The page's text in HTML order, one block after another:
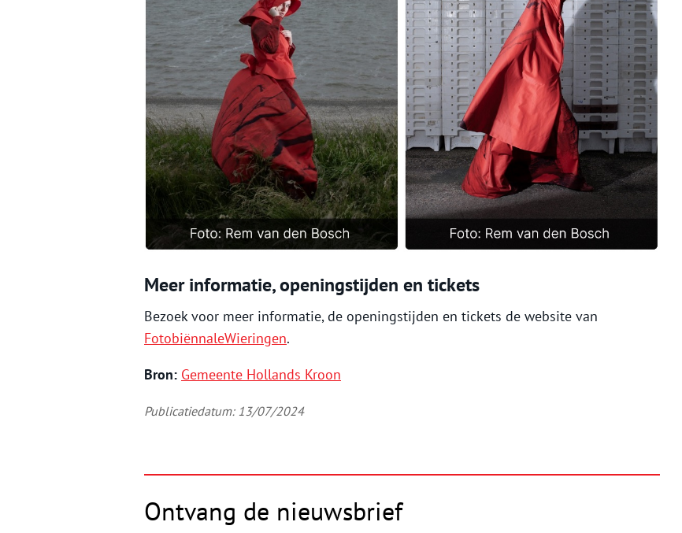
Meer informatie, openingstijden en tickets
Bezoek voor meer informatie, de openingstijden en tickets de website van
FotobiënnaleWieringen.
Bron: Gemeente Hollands Kroon
Publicatiedatum: 13/07/2024
Ontvang de nieuwsbrief